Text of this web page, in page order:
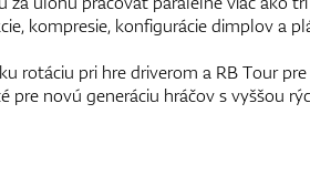
kompresie, konfigurácie dimplov a
rotáciu pri hre driverom a RB Tour
pre novú generáciu hráčov s vyššou